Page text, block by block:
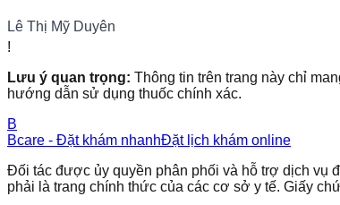
Lê Thị Mỹ Duyên
!
Lưu ý quan trọng: Thông tin trên trang này chỉ
hướng dẫn sử dụng thuốc chính xác.
B
Bcare - Đặt khám nhanhĐặt lịch khám online
Đối tác được ủy quyền phân phối và hỗ trợ dịch vụ
phải là trang chính thức của các cơ sở y tế. Giấy